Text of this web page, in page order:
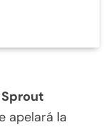
Sprout
apelará la